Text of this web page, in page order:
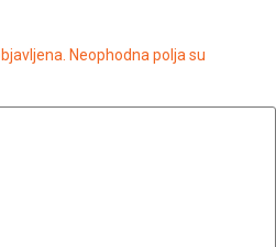
Neophodna polja su